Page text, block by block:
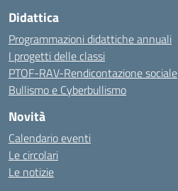
Didattica
Programmazioni didattiche annuali
I progetti delle classi
PTOF-RAV-Rendicontazione sociale
Bullismo e Cyberbullismo
Novità
Calendario eventi
Le circolari
Le notizie